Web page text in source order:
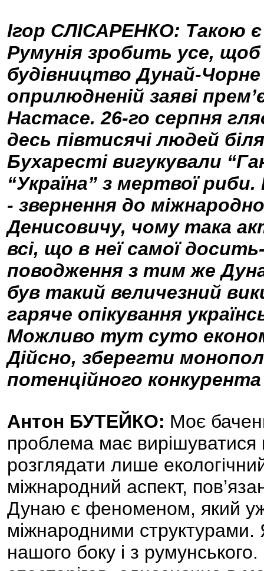
Ігор СЛІСАРЕНКО: Такою
Румунія зробить усе, щоб
будівництво Дунай-
оприлюдненій заяві
Настасе. 26-го серпня
десь півтисячі людей
Бухаресті вигукували
“Україна” з мертвої
- звернення до
Денисовичу, чому така
всі, що в неї самої
поводження з тим же
був такий величезний
гаряче опікування
Можливо тут суто
Дійсно, зберегти
потенційного
Антон БУТЕЙКО: Моє
проблема має
розглядати лише
міжнародний аспект,
Дунаю є феноменом, який
міжнародними структурами.
нашого боку і з